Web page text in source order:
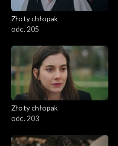
Złoty chłopak
odc. 205
Złoty chłopak
odc. 203